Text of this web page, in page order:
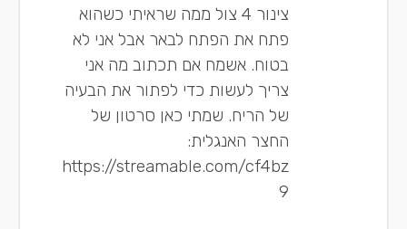
צינור 4 צול ממה שראיתי כשהוא
פתח את הפתח לבאר אבל אני לא
בטוח. אשמח אם תכתוב מה אני
צריך לעשות כדי לפתור את הבעיה
של הריח. שמתי כאן סרטון של
החצר האנגלית:
https://streamable.com/cf4bz
9